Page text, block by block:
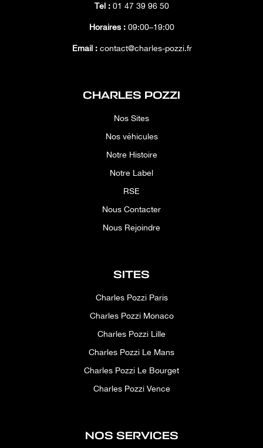
Tél : 01 47 39 96 50
Horaires : 09:00–19:00
Email :contact@charles-pozzi.fr
CHARLES POZZI
Nos Sites
Nos véhicules
Notre Histoire
Notre Label
RSE
Nous Contacter
Nous Rejoindre
SITES
Charles Pozzi Paris
Charles Pozzi Monaco
Charles Pozzi Lille
Charles Pozzi Le Mans
Charles Pozzi Le Bourget
Charles Pozzi Vence
NOS SERVICES